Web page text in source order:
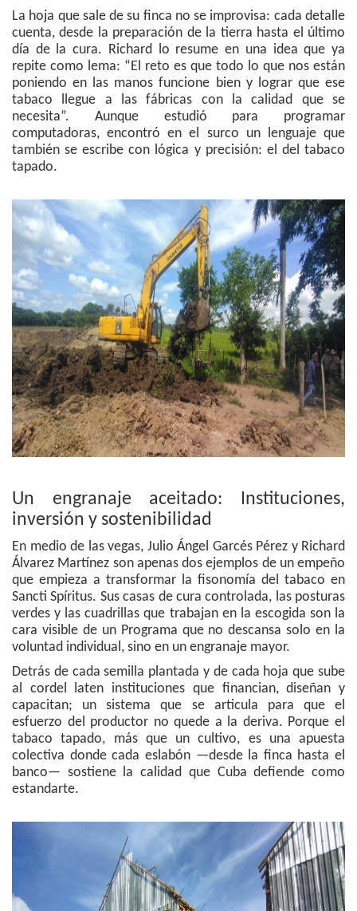
La hoja que sale de su finca no se improvisa: cada detalle
cuenta, desde la preparación de la tierra hasta el último
día de la cura. Richard lo resume en una idea que ya
repite como lema: “El reto es que todo lo que nos están
poniendo en las manos funcione bien y lograr que ese
tabaco llegue a las fábricas con la calidad que se
necesita”. Aunque estudió para programar
computadoras, encontró en el surco un lenguaje que
también se escribe con lógica y precisión: el del tabaco
tapado.
Un engranaje aceitado: Instituciones,
inversión y sostenibilidad
En medio de las vegas, Julio Ángel Garcés Pérez y Richard
Álvarez Martínez son apenas dos ejemplos de un empeño
que empieza a transformar la fisonomía del tabaco en
Sancti Spíritus. Sus casas de cura controlada, las posturas
verdes y las cuadrillas que trabajan en la escogida son la
cara visible de un Programa que no descansa solo en la
voluntad individual, sino en un engranaje mayor.
Detrás de cada semilla plantada y de cada hoja que sube
al cordel laten instituciones que financian, diseñan y
capacitan; un sistema que se articula para que el
esfuerzo del productor no quede a la deriva. Porque el
tabaco tapado, más que un cultivo, es una apuesta
colectiva donde cada eslabón —desde la finca hasta el
banco— sostiene la calidad que Cuba defiende como
estandarte.